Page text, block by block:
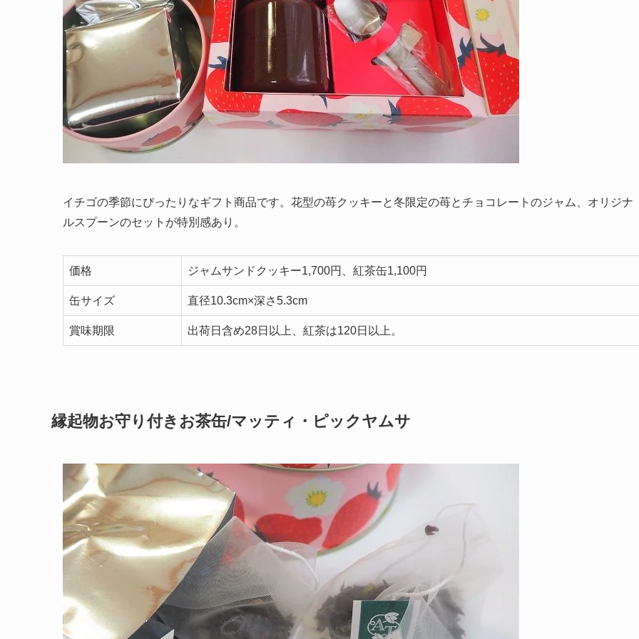
イチゴの季節にぴったりなギフト商品です。花型の苺クッキーと冬限定の苺とチョコレートのジャム、オリジナ
ルスプーンのセットが特別感あり。
価格 ジャムサンドクッキー1,700円、紅茶缶1,100円
缶サイズ 直径10.3cm×深さ5.3cm
賞味期限 出荷日含め28日以上、紅茶は120日以上。
縁起物お守り付きお茶缶/マッティ・ピックヤムサ